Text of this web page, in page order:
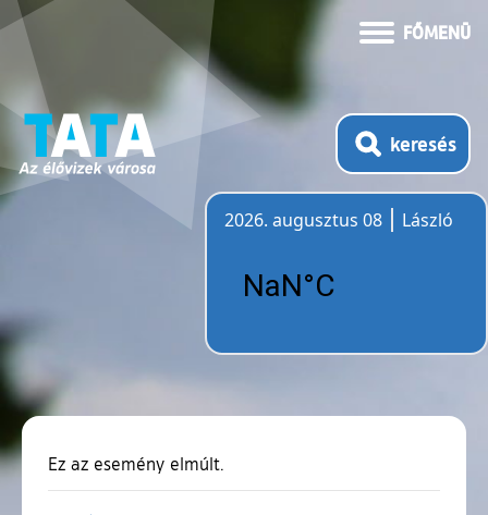
FŐMENÜ
keresés
2026. augusztus 08
László
Ez az esemény elmúlt.